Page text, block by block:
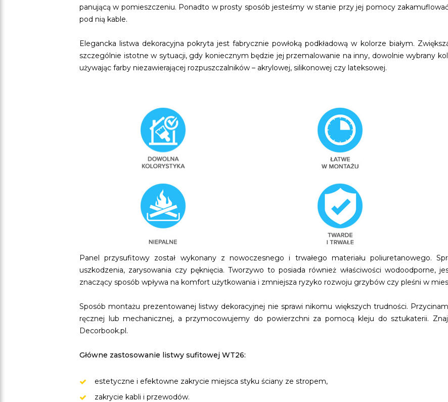
panującą w pomieszczeniu. Ponadto w prosty sposób jesteśmy w stanie przy jej pomocy
pod nią kable.
Elegancka listwa dekoracyjna pokryta jest fabrycznie powłoką podkładową w kolorze białym.
szczególnie istotne w sytuacji, gdy koniecznym będzie jej przemalowanie na inny, dowolnie wybrany
używając farby niezawierającej rozpuszczalników – akrylowej, silikonowej czy lateksowej.
Panel przysufitowy został wykonany z nowoczesnego i trwałego materiału poliuretanowego.
uszkodzenia, zarysowania czy pęknięcia. Tworzywo to posiada również właściwości wodoodporne,
znaczący sposób wpływa na komfort użytkowania i zmniejsza ryzyko rozwoju grzybów czy pleśni w
Sposób montażu prezentowanej listwy dekoracyjnej nie sprawi nikomu większych trudności.
ręcznej lub mechanicznej, a przymocowujemy do powierzchni za pomocą kleju do sztukaterii.
Decorbook.pl.
Główne zastosowanie listwy sufitowej WT26:
estetyczne i efektowne zakrycie miejsca styku ściany ze stropem,
zakrycie kabli i przewodów.